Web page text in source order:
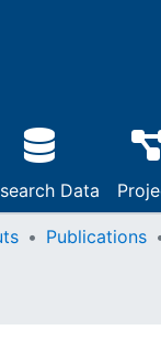
Data
Publications